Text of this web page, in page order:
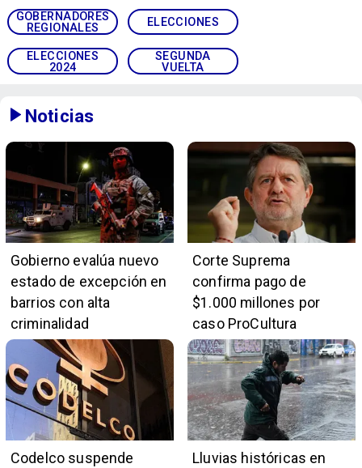
GOBERNADORES
REGIONALES
ELECCIONES
ELECCIONES
2024
SEGUNDA
VUELTA
Noticias
Gobierno evalúa nuevo
estado de excepción en
barrios con alta
criminalidad
Corte Suprema
confirma pago de
$1.000 millones por
caso ProCultura
Codelco suspende
Lluvias históricas en